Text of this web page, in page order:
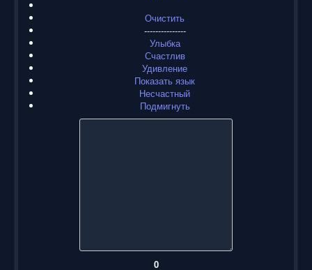
Очистить
---------------
Улыбка
Счастлив
Удивление
Показать язык
Несчастный
Подмигнуть
0